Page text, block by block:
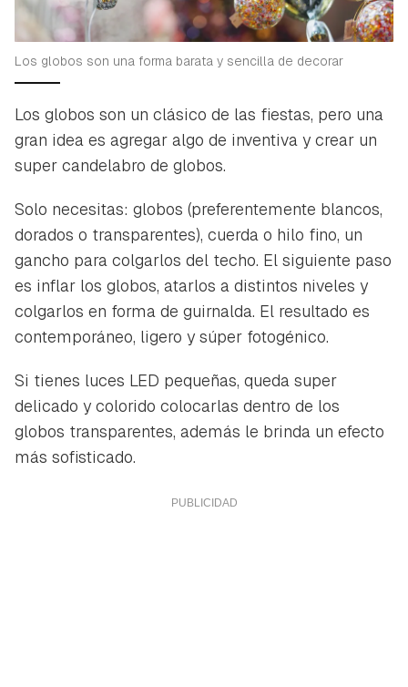
Los globos son una forma barata y sencilla de decorar
Los globos son un clásico de las fiestas, pero una
gran idea es agregar algo de inventiva y crear un
super candelabro de globos.
Solo necesitas: globos (preferentemente blancos,
dorados o transparentes), cuerda o hilo fino, un
gancho para colgarlos del techo. El siguiente paso
es inflar los globos, atarlos a distintos niveles y
colgarlos en forma de guirnalda. El resultado es
contemporáneo, ligero y súper fotogénico.
Si tienes luces LED pequeñas, queda super
delicado y colorido colocarlas dentro de los
globos transparentes, además le brinda un efecto
más sofisticado.